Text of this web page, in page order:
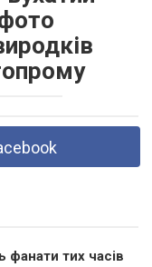
фанати тих часів